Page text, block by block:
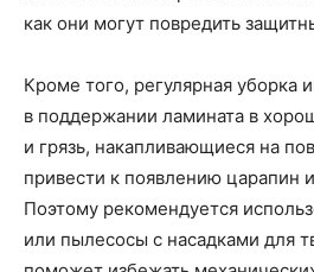
как они могут повредить
Кроме того, регулярная уборка
в поддержании ламината в
и грязь, накапливающиеся на
привести к появлению царапин
Поэтому рекомендуется
или пылесосы с насадками для